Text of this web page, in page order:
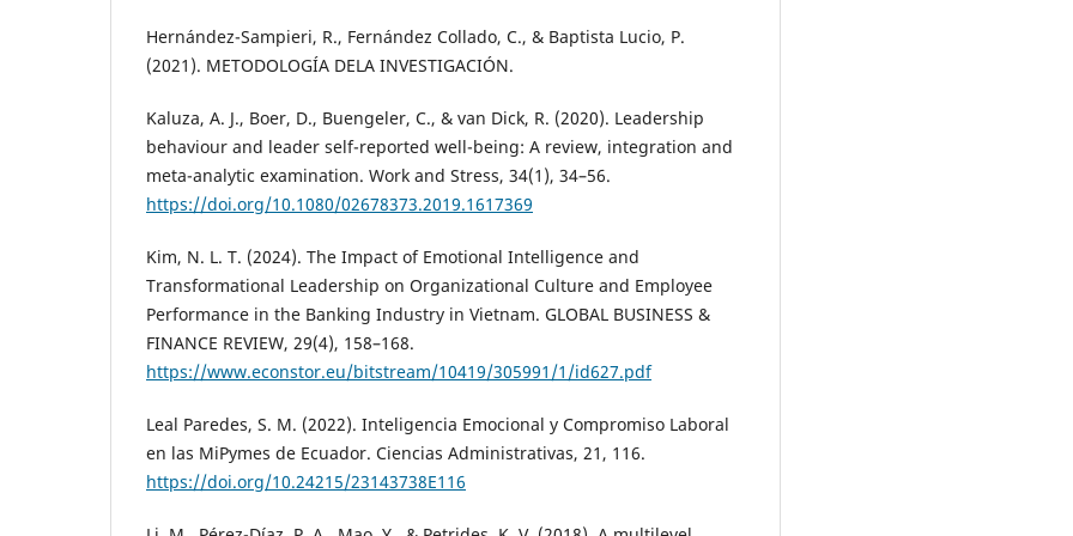
Hernández-Sampieri, R., Fernández Collado, C., & Baptista Lucio, P.
(2021). METODOLOGÍA DELA INVESTIGACIÓN.
Kaluza, A. J., Boer, D., Buengeler, C., & van Dick, R. (2020). Leadership
behaviour and leader self-reported well-being: A review, integration and
meta-analytic examination. Work and Stress, 34(1), 34–56.
https://doi.org/10.1080/02678373.2019.1617369
Kim, N. L. T. (2024). The Impact of Emotional Intelligence and
Transformational Leadership on Organizational Culture and Employee
Performance in the Banking Industry in Vietnam. GLOBAL BUSINESS &
FINANCE REVIEW, 29(4), 158–168.
https://www.econstor.eu/bitstream/10419/305991/1/id627.pdf
Leal Paredes, S. M. (2022). Inteligencia Emocional y Compromiso Laboral
en las MiPymes de Ecuador. Ciencias Administrativas, 21, 116.
https://doi.org/10.24215/23143738E116